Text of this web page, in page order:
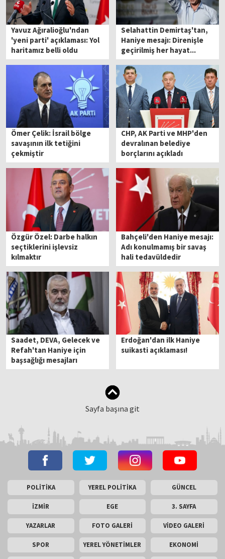
Yavuz Ağıralioğlu'ndan
'yeni parti' açıklaması: Yol
haritamız belli oldu
Selahattin Demirtaş'tan,
Haniye mesajı: Direnişle
geçirilmiş her hayat...
Ömer Çelik: İsrail bölge
savaşının ilk tetiğini
çekmiştir
CHP, AK Parti ve MHP'den
devralınan belediye
borçlarını açıkladı
Özgür Özel: Darbe halkın
seçtiklerini işlevsiz
kılmaktır
Bahçeli'den Haniye mesajı:
Adı konulmamış bir savaş
hali tedavüldedir
Saadet, DEVA, Gelecek ve
Refah'tan Haniye için
başsağlığı mesajları
Erdoğan'dan ilk Haniye
suikasti açıklaması!
Sayfa başına git
POLİTİKA YEREL POLİTİKA GÜNCEL
İZMİR EGE 3. SAYFA
YAZARLAR FOTO GALERİ VİDEO GALERİ
SPOR YEREL YÖNETİMLER EKONOMİ